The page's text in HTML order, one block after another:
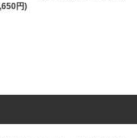
円)